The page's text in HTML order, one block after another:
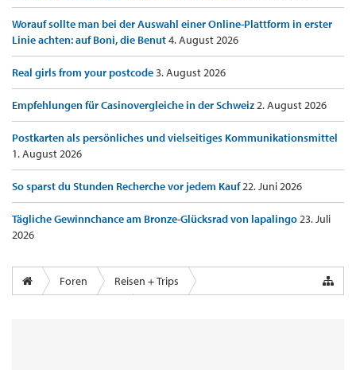
Worauf sollte man bei der Auswahl einer Online-Plattform in erster
Linie achten: auf Boni, die Benut4. August 2026
Real girls from your postcode3. August 2026
Empfehlungen für Casinovergleiche in der Schweiz2. August 2026
Postkarten als persönliches und vielseitiges Kommunikationsmittel
1. August 2026
So sparst du Stunden Recherche vor jedem Kauf22. Juni 2026
Tägliche Gewinnchance am Bronze-Glücksrad von lapalingo23. Juli
2026
Foren
Reisen + Trips